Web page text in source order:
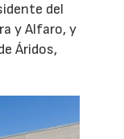
del
y Alfaro, y
Áridos,